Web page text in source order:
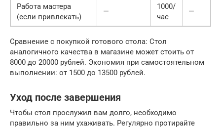
Работа мастера
(если привлекать)
—
1000/
час
—
Сравнение с покупкой готового стола: Стол
аналогичного качества в магазине может стоить от
8000 до 20000 рублей. Экономия при самостоятельном
выполнении: от 1500 до 13500 рублей.
Уход после завершения
Чтобы стол прослужил вам долго, необходимо
правильно за ним ухаживать. Регулярно протирайте